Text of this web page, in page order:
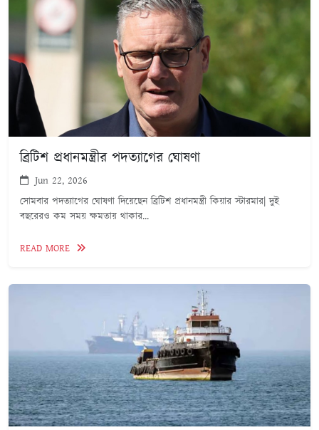
ব্রিটিশ প্রধানমন্ত্রীর পদত্যাগের ঘোষণা
Jun 22, 2026
সোমবার পদত্যাগের ঘোষণা দিয়েছেন ব্রিটিশ প্রধানমন্ত্রী কিয়ার স্টারমার| দুই
বছরেরও কম সময় ক্ষমতায় থাকার...
READ MORE